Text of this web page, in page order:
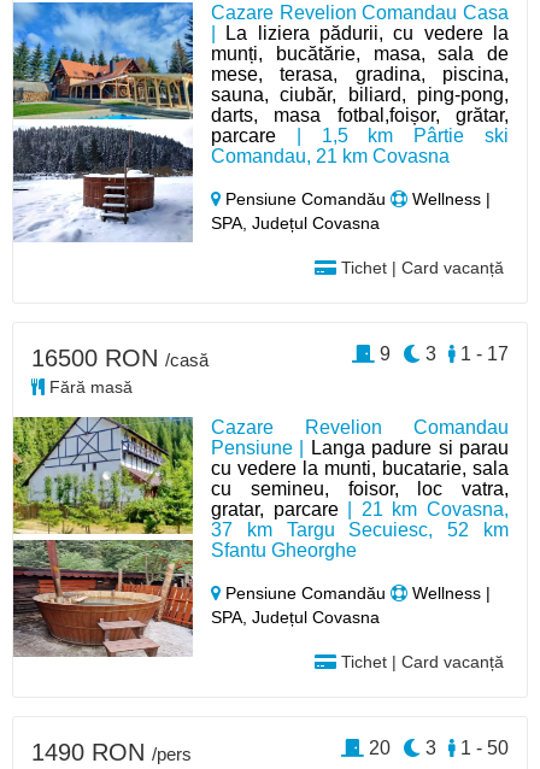
Cazare Revelion Comandau Casa
La liziera pădurii, cu vedere la
munți, bucătărie, masa, sala de
mese, terasa, gradina, piscina,
sauna, ciubăr, biliard, ping-pong,
darts, masa fotbal,foișor, grătar,
parcare | 1,5 km Pârtie ski
Comandau, 21 km Covasna
Pensiune Comandău
Wellness |
SPA, Județul Covasna
Tichet | Card vacanță
Cazare Revelion Comandau
Pensiune |
Langa padure si parau
cu vedere la munti, bucatarie, sala
cu semineu, foisor, loc vatra,
gratar, parcare| 21 km Covasna,
37 km Targu Secuiesc, 52 km
Sfantu Gheorghe
Pensiune Comandău
Wellness |
SPA, Județul Covasna
Tichet | Card vacanță
16500 RON /casă
Fără masă
1 - 17
3
9
1490 RON /pers 1 - 50
3
20